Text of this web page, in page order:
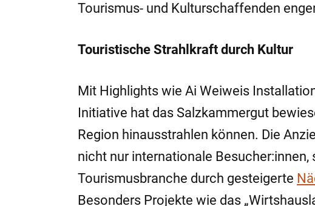
Tourismus- und Kulturschaffenden
Touristische Strahlkraft durch Kultur
Mit Highlights wie Ai Weiweis
Initiative hat das Salzkammergut
Region hinausstrahlen können. Die
nicht nur internationale
Tourismusbranche durch gesteigerte
Besonders Projekte wie das